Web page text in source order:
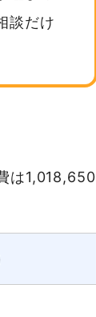
談だけ
は1,018,650